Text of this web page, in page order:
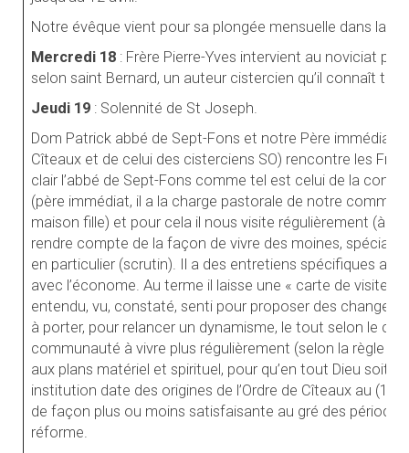
Notre évêque vient pour sa plongée mensuelle dans la
Mercredi 18 : Frère Pierre-Yves intervient au noviciat
selon saint Bernard, un auteur cistercien qu’il connaît très
Jeudi 19 : Solennité de St Joseph.
Dom Patrick abbé de Sept-Fons et notre Père immédiat
Cîteaux et de celui des cisterciens SO) rencontre les
clair l’abbé de Sept-Fons comme tel est celui de la
(père immédiat, il a la charge pastorale de notre
maison fille) et pour cela il nous visite régulièrement (à
rendre compte de la façon de vivre des moines,
en particulier (scrutin). Il a des entretiens spécifiques
avec l’économe. Au terme il laisse une « carte de visite »
entendu, vu, constaté, senti pour proposer des
à porter, pour relancer un dynamisme, le tout selon le
communauté à vivre plus régulièrement (selon la règle et
aux plans matériel et spirituel, pour qu’en tout Dieu soit
institution date des origines de l’Ordre de Cîteaux au
de façon plus ou moins satisfaisante au gré des
réforme.